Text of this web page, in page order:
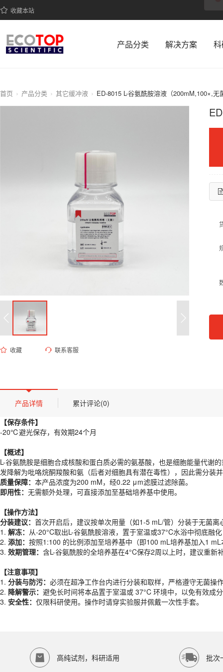
收藏本站
产品分类 解决方案
首页 产品分类 其它缓冲液 ED-8015 L-谷氨酰胺溶液（200mM,100×,无
收藏 联系客服
产品描述
【保存条件】
-20℃避光保存，有效期24个月
【概述】
质量保障
即用性：无需额外处理，可直接添加至基础培养基中使用。
【操作方法 】
分装建议：首次开启后，建议按单次用量（如1-5 mL/管）分装于无菌离
2.添加：按照1:100 的比例添加至培养基中（即100 mL培养基加入1
3.效期管理：含L-谷氨酰胺的全培养基在4°C保存2周以上时，建议重
【注意事项】
1. 分装与防污：必须在超净工作台内进行分装和取样，严格遵守无菌操
3.安全性：仅限科研使用。操作时请穿实验服并佩戴一次性手套。
产品规格
货期
现货
规格
100ml
-20℃避光保存
产品详情
累计评论(0)
【保存条件】
-20℃避光保存，有效期24个月
【概述】
L-谷氨酰胺是细胞合成核酸和蛋白质必需的氨基酸，也是细胞能量代谢
发降解为吡咯烷酮羧酸和氨（后者对细胞具有潜在毒性），因此需分装
质量保障： 本产品浓度为200 mM，经0.22 μm滤膜过滤除菌。
即用性： 无需额外处理，可直接添加至基础培养基中使用。
【操作方法】
分装建议： 首次开启后，建议按单次用量（如1-5 mL/管）分装于无菌
1. 解冻： 从-20°C取出L-谷氨酰胺溶液，置于室温或37°C水浴中彻底融
2. 添加： 按照1:100 的比例添加至培养基中（即100 mL培养基加入1
3. 效期管理： 含L-谷氨酰胺的全培养基在4°C保存2周以上时，建议重
【注意事项】
1. 分装与防污： 必须在超净工作台内进行分装和取样，严格遵守无菌操
2. 降解警示： 避免长时间将本品置于室温或 37°C 环境中，以免有效成
3. 安全性： 仅限科研使用。操作时请穿实验服并佩戴一次性手套。
高纯试剂，科研适用 批次